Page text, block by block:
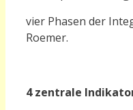
vier Phasen der
Roemer.
4 zentrale